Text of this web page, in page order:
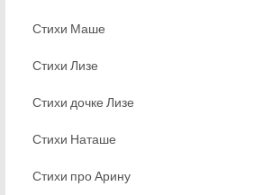
Стихи Маше
Стихи Лизе
Стихи дочке Лизе
Стихи Наташе
Стихи про Арину